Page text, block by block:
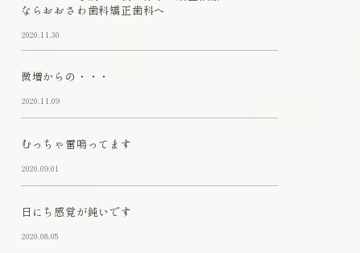
ならおおさわ歯科矯正歯科へ
2020.11.30
微増からの・・・
2020.11.09
むっちゃ雷鳴ってます
2020.09.01
日にち感覚が鈍いです
2020.08.05